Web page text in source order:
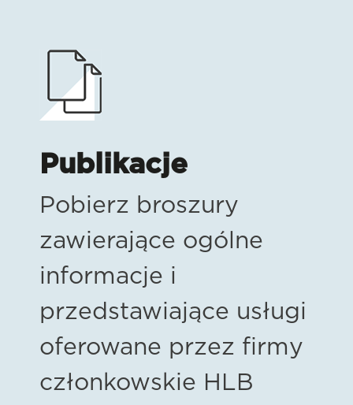
Publikacje
Pobierz broszury
zawierające ogólne
informacje i
przedstawiające usługi
oferowane przez firmy
członkowskie HLB